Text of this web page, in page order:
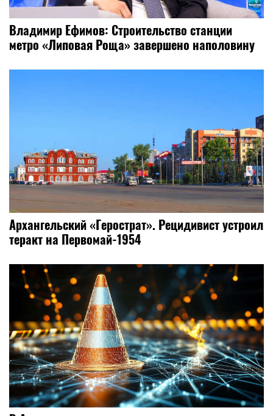
Владимир Ефимов: Строительство станции
метро «Липовая Роща» завершено наполовину
Архангельский «Герострат». Рецидивист устроил
теракт на Первомай-1954